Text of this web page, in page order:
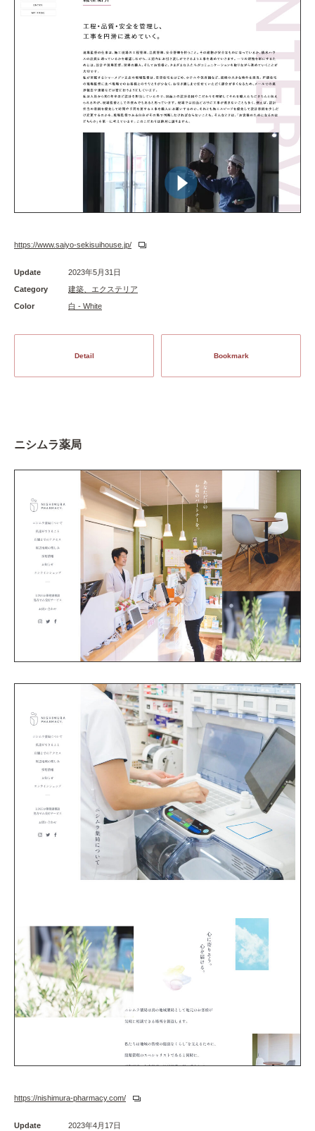
https://www.saiyo-sekisuihouse.jp/
Update
2023年5月31日
Category
建築、エクステリア
Color
白 - White
Detail Bookmark
ニシムラ薬局
https://nishimura-pharmacy.com/
Update
2023年4月17日